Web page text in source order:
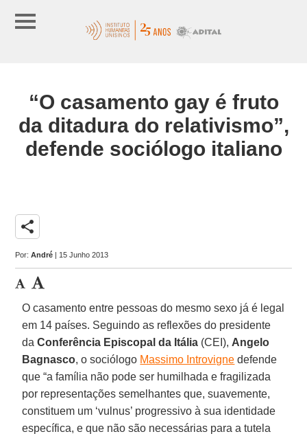
“O casamento gay é fruto
da ditadura do relativismo”,
defende sociólogo italiano
share
Por:André | 15 Junho 2013
O casamento entre pessoas do mesmo sexo já é legal
em 14 países. Seguindo as reflexões do presidente
daConferência Episcopal da Itália (CEI), Angelo
Bagnasco, o sociólogo Massimo Introvigne defende
que “a família não pode ser humilhada e fragilizada
por representações semelhantes que, suavemente,
constituem um ‘vulnus’ progressivo à sua identidade
específica, e que não são necessárias para a tutela